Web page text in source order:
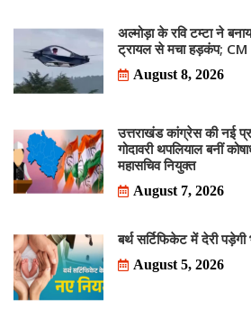
अल्मोड़ा के रवि टम्टा ने
ट्रायल से मचा हड़कंप; CM
August 8, 2026
उत्तराखंड कांग्रेस की नई
गोदावरी थपलियाल बनीं
महासचिव नियुक्त
August 7, 2026
बर्थ सर्टिफिकेट में देरी पड़ेगी
August 5, 2026